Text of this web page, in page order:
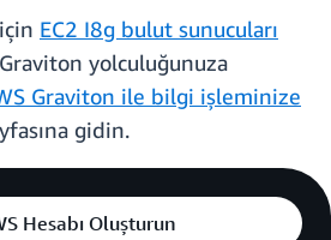
EC2 I8g bulut sunucuları
yolculuğunuza
Graviton ile bilgi işleminize
gidin.
Hesabı Oluşturun